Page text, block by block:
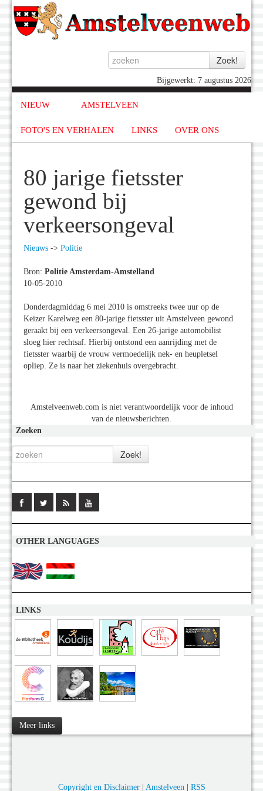
Bijgewerkt: 7 augustus 2026
NIEUW AMSTELVEEN
FOTO'S EN VERHALEN LINKS OVER ONS
80 jarige fietsster
gewond bij
verkeersongeval
Nieuws -> Politie
Bron: Politie Amsterdam-Amstelland
10-05-2010
Donderdagmiddag 6 mei 2010 is omstreeks twee uur op de
Keizer Karelweg een 80-jarige fietsster uit Amstelveen gewond
geraakt bij een verkeersongeval. Een 26-jarige automobilist
sloeg hier rechtsaf. Hierbij ontstond een aanrijding met de
fietsster waarbij de vrouw vermoedelijk nek- en heupletsel
opliep. Ze is naar het ziekenhuis overgebracht.
Amstelveenweb.com is niet verantwoordelijk voor de inhoud
van de nieuwsberichten.
Zoeken
OTHER LANGUAGES
LINKS
Meer links
Copyright en Disclaimer| Amstelveen| RSS